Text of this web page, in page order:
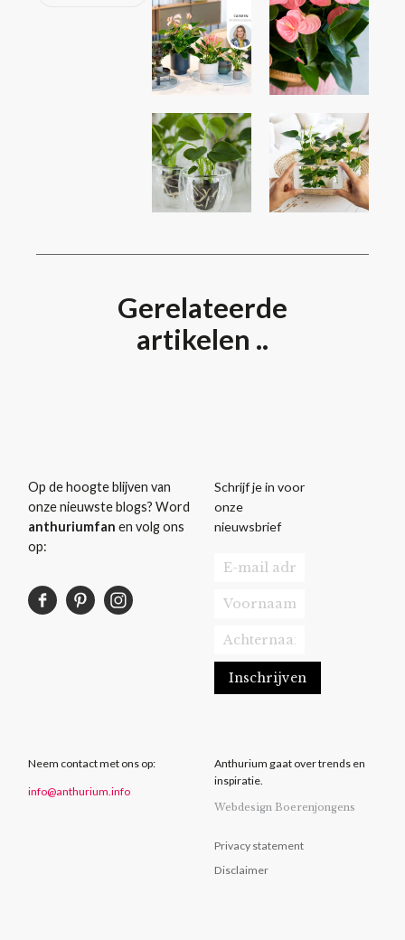
Gerelateerde
artikelen ..
Op de hoogte blijven van
onze nieuwste blogs? Word
anthuriumfan en volg ons
op:
Schrijf je in voor
onze
nieuwsbrief
Neem contact met ons op:
info@anthurium.info
Anthurium gaat over trends en
inspiratie.
Webdesign Boerenjongens
Privacy statement
Disclaimer